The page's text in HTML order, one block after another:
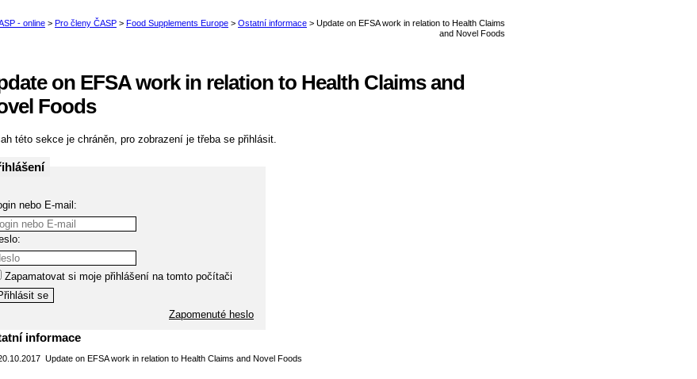
on EFSA work in relation to Health Claims and
Foods
této sekce je chráněn, pro zobrazení je třeba se přihlásit.
nebo E-mail:
Zapamatovat si moje přihlášení na tomto počítači
Zapomenuté heslo
informace
Update on EFSA work in relation to Health Claims and Novel Foods